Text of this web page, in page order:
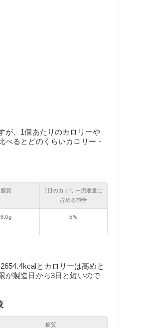
が、1個あたりのカロリーや
るとどのくらいカロリー・
脂質
1日のカロリー摂取量に
占める割合
6.0g 5％
とカロリーは高めと
が製造日から3日と短いので
糖質